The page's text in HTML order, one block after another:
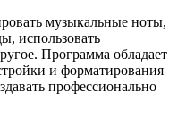
музыкальные ноты,
использовать
Программа обладает
и форматирования
профессионально